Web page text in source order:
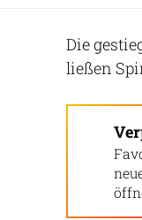
Die
ließen